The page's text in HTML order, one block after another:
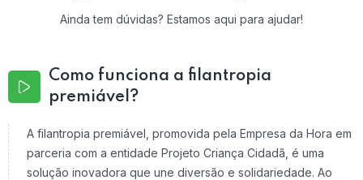
Ainda tem dúvidas? Estamos aqui para ajudar!
Como funciona a filantropia
premiável?
A filantropia premiável, promovida pela Empresa da Hora em
parceria com a entidade Projeto Criança Cidadã, é uma
solução inovadora que une diversão e solidariedade. Ao